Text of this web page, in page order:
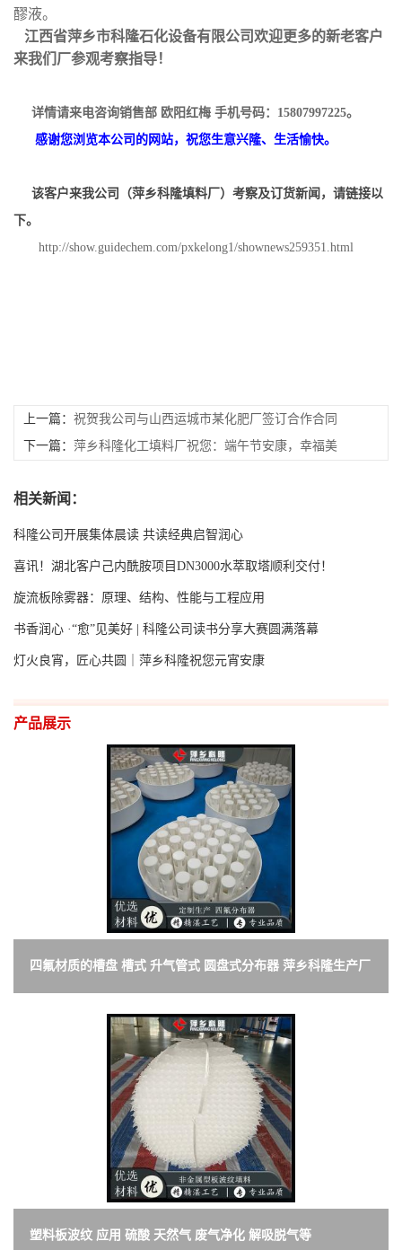
醪液。
江西省萍乡市科隆石化设备有限公司欢迎更多的新老客户
来我们厂参观考察指导！
详情请来电咨询销售部 欧阳红梅 手机号码：15807997225。
感谢您浏览本公司的网站，祝您生意兴隆、生活愉快。
该客户来我公司（萍乡科隆填料厂）考察及订货新闻，请链接以
下。
http://show.guidechem.com/pxkelong1/shownews259351.html
上一篇： 祝贺我公司与山西运城市某化肥厂签订合作合同
下一篇： 萍乡科隆化工填料厂祝您：端午节安康，幸福美
相关新闻：
科隆公司开展集体晨读 共读经典启智润心
喜讯！湖北客户己内酰胺项目DN3000水萃取塔顺利交付！
旋流板除雾器：原理、结构、性能与工程应用
书香润心 ·“愈”见美好 | 科隆公司读书分享大赛圆满落幕
灯火良宵，匠心共圆｜萍乡科隆祝您元宵安康
产品展示
四氟材质的槽盘 槽式 升气管式 圆盘式分布器 萍乡科隆生产厂
家
塑料板波纹 应用 硫酸 天然气 废气净化 解吸脱气等